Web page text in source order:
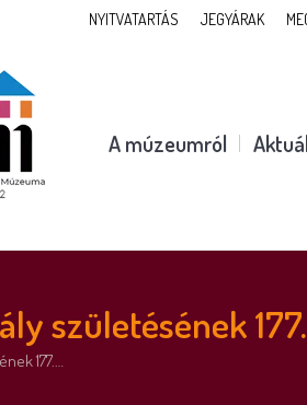
NYITVATARTÁS JEGYÁRAK
A múzeumról
születésének
177.…